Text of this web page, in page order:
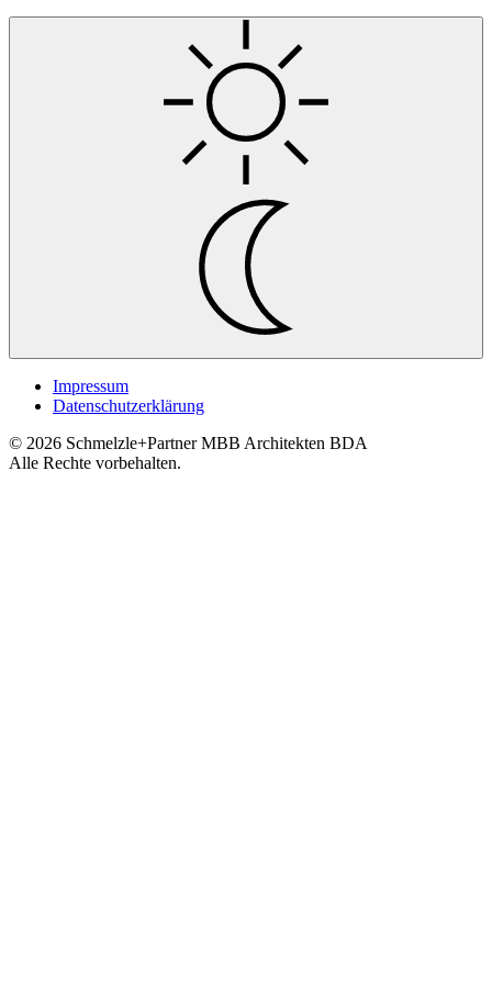
Impressum
Datenschutzerklärung
© 2026 Schmelzle+Partner MBB Architekten BDA
Alle Rechte vorbehalten.